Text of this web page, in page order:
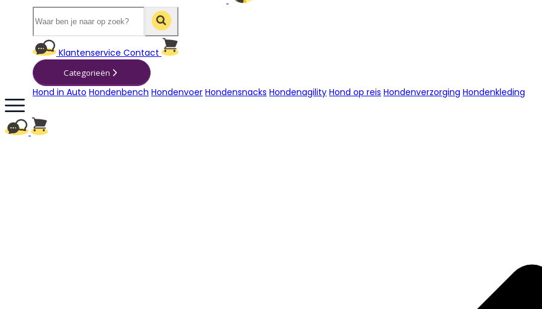
Klantenservice Contact
Categorieën
Hond in Auto Hondenbench Hondenvoer Hondensnacks Hondenagility Hond op reis Hondenverzorging Hondenkleding